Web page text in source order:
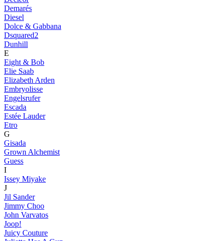
Demarés
Diesel
Dolce & Gabbana
Dsquared2
Dunhill
E
Eight & Bob
Elie Saab
Elizabeth Arden
Embryolisse
Engelsrufer
Escada
Estée Lauder
Etro
G
Gisada
Grown Alchemist
Guess
I
Issey Miyake
J
Jil Sander
Jimmy Choo
John Varvatos
Joop!
Juicy Couture